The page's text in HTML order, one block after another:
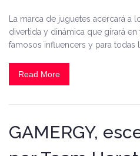
La marca de juguetes acercará a
divertida y dinámica que girará
famosos influencers y para todas
Read More
GAMERGY,